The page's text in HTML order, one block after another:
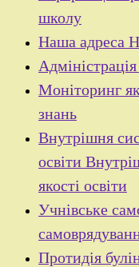
школу
Наша адреса
Адміністрація
Моніторинг
знань
Внутрішня
освіти
якості освіти
Учнівське
Протидія